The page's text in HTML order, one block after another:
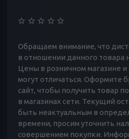
Обращаем внимание, что
в отношении данного товара
Цены в розничном магазине
могут отличаться. Оформите
сайт, чтобы получить товар
в магазинах сети. Текущий
быть неактуальным в
времени, просим уточнить
совершением покупки.